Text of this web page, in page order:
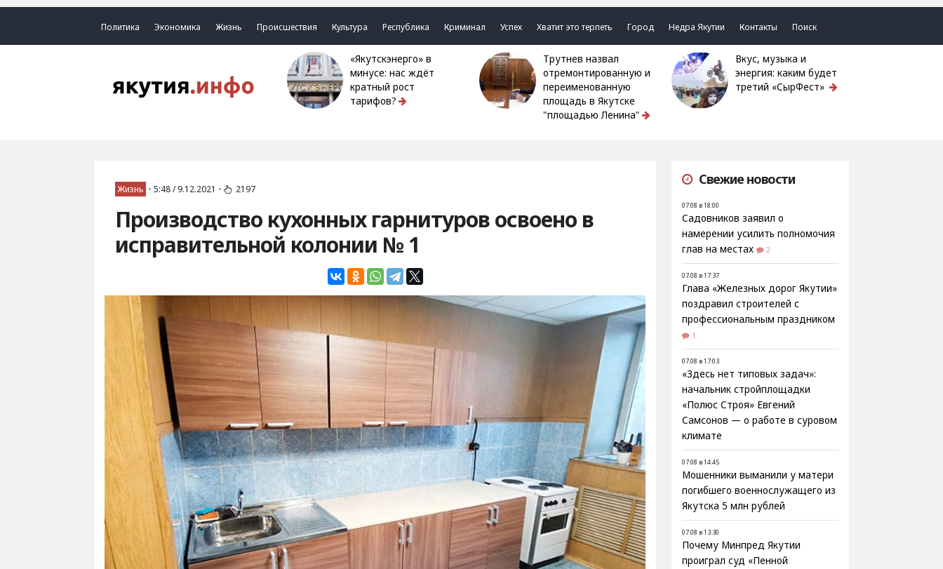
Политика Экономика Жизнь Происшествия Культура Республика Криминал Успех Хватит это терпеть Город Недра Якутии Контакты Поиск
«Якутскэнерго» в
минусе: нас ждёт
кратный рост
тарифов?
Трутнев назвал
отремонтированную и
переименованную
площадь в Якутске
"площадью Ленина"
Вкус, музыка и
энергия: каким будет
третий «СырФест»
Жизнь • 5:48 / 9.12.2021 • 2197
Производство кухонных гарнитуров освоено в
исправительной колонии № 1
Свежие новости
07.08 в 18:00
Садовников заявил о
намерении усилить полномочия
глав на местах
2
07.08 в 17:37
Глава «Железных дорог Якутии»
поздравил строителей с
профессиональным праздником
1
07.08 в 17:03
«Здесь нет типовых задач»:
начальник стройплощадки
«Полюс Строя» Евгений
Самсонов — о работе в суровом
климате
07.08 в 14:45
Мошенники выманили у матери
погибшего военнослужащего из
Якутска 5 млн рублей
07.08 в 13:30
Почему Минпред Якутии
проиграл суд «Пенной